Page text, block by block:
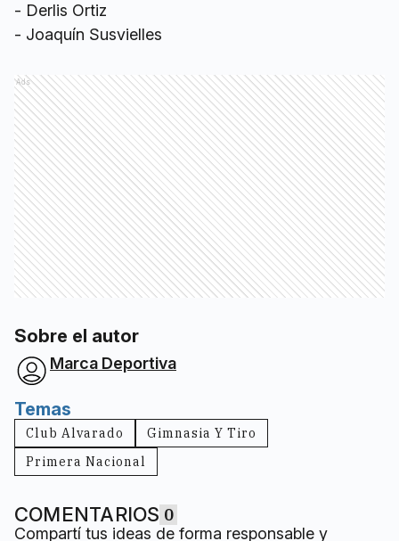
- ⁠Derlis Ortiz
- ⁠Joaquín Susvielles
Ads
Sobre el autor
Marca Deportiva
Temas
Club Alvarado
Gimnasia Y Tiro
Primera Nacional
COMENTARIOS 0
Compartí tus ideas de forma responsable y